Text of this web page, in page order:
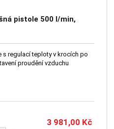
pistole 500 l/min,
regulací teploty v krocích po
proudění vzduchu
3 981,00 Kč